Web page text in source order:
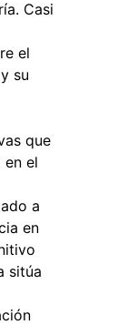
Casi
el
su
que
en el
a
en
sitúa